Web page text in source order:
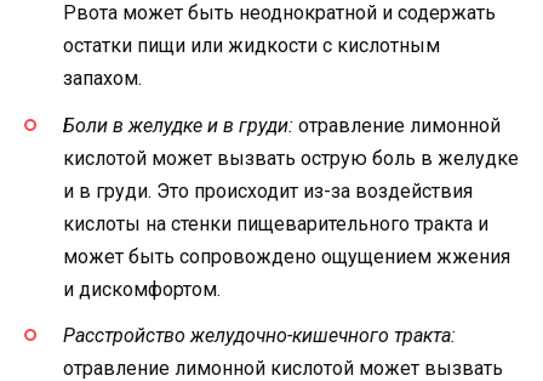
Рвота может быть неоднократной и содержать
остатки пищи или жидкости с кислотным
запахом.
Боли в желудке и в груди: отравление лимонной
кислотой может вызвать острую боль в желудке
и в груди. Это происходит из-за воздействия
кислоты на стенки пищеварительного тракта и
может быть сопровождено ощущением жжения
и дискомфортом.
Расстройство желудочно-кишечного тракта:
отравление лимонной кислотой может вызвать